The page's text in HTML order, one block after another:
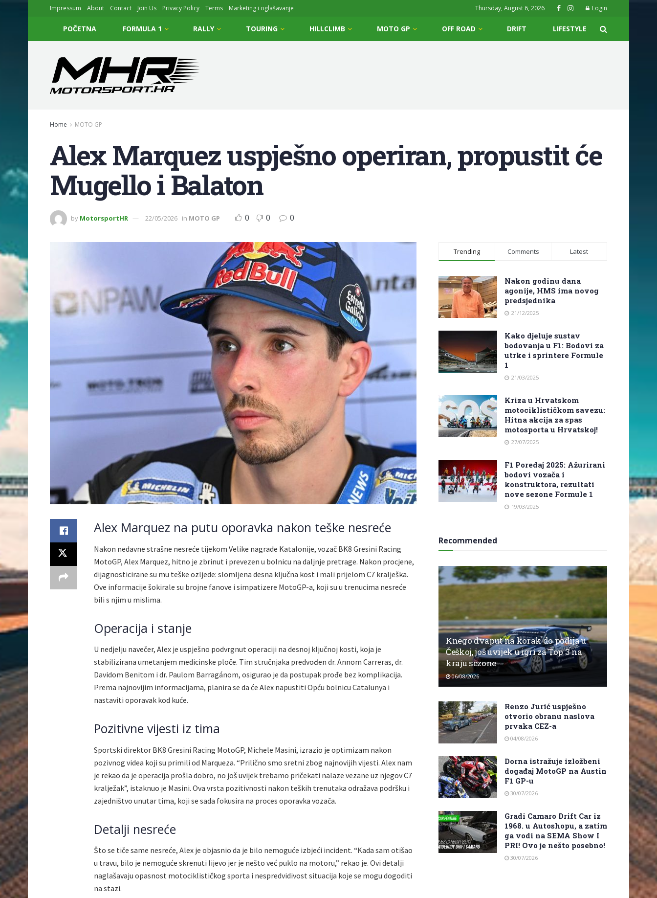
Impressum About Contact Join Us Privacy Policy Terms Marketing i oglašavanje Thursday, August 6, 2026 Login
POČETNA FORMULA 1 RALLY TOURING HILLCLIMB MOTO GP OFF ROAD DRIFT LIFESTYLE
Home MOTO GP
Alex Marquez uspješno operiran, propustit će
Mugello i Balaton
by MotorsportHR 22/05/2026 in MOTO GP 0 0 0
Alex Marquez na putu oporavka nakon teške nesreće
Nakon nedavne strašne nesreće tijekom Velike nagrade Katalonije, vozač BK8 Gresini Racing
MotoGP, Alex Marquez, hitno je zbrinut i prevezen u bolnicu na daljnje pretrage. Nakon procjene,
dijagnosticirane su mu teške ozljede: slomljena desna ključna kost i mali prijelom C7 kralješka.
Ove informacije šokirale su brojne fanove i simpatizere MotoGP-a, koji su u trenucima nesreće
bili s njim u mislima.
Operacija i stanje
U nedjelju navečer, Alex je uspješno podvrgnut operaciji na desnoj ključnoj kosti, koja je
stabilizirana umetanjem medicinske ploče. Tim stručnjaka predvođen dr. Annom Carreras, dr.
Davidom Benitom i dr. Paulom Barragánom, osigurao je da postupak prođe bez komplikacija.
Prema najnovijim informacijama, planira se da će Alex napustiti Opću bolnicu Catalunya i
nastaviti oporavak kod kuće.
Pozitivne vijesti iz tima
Sportski direktor BK8 Gresini Racing MotoGP, Michele Masini, izrazio je optimizam nakon
pozivnog videa koji su primili od Marqueza. “Prilično smo sretni zbog najnovijih vijesti. Alex nam
je rekao da je operacija prošla dobro, no još uvijek trebamo pričekati nalaze vezane uz njegov C7
kralježak”, istaknuo je Masini. Ova vrsta pozitivnosti nakon teških trenutaka odražava podršku i
zajedništvo unutar tima, koji se sada fokusira na proces oporavka vozača.
Detalji nesreće
Što se tiče same nesreće, Alex je objasnio da je bilo nemoguće izbjeći incident. “Kada sam otišao
u travu, bilo je nemoguće skrenuti lijevo jer je nešto već puklo na motoru,” rekao je. Ovi detalji
naglašavaju opasnost motociklističkog sporta i nespredvidivost situacija koje se mogu dogoditi
na stazi.
Trending Comments Latest
Nakon godinu dana
agonije, HMS ima novog
predsjednika
21/12/2025
Kako djeluje sustav
bodovanja u F1: Bodovi za
utrke i sprintere Formule
1
21/03/2025
Kriza u Hrvatskom
motociklističkom savezu:
Hitna akcija za spas
motosporta u Hrvatskoj!
27/07/2025
F1 Poredaj 2025: Ažurirani
bodovi vozača i
konstruktora, rezultati
nove sezone Formule 1
19/03/2025
Recommended
Knego dvaput na korak do podija u
Češkoj, još uvijek u igri za Top 3 na
kraju sezone
06/08/2026
Renzo Jurić uspješno
otvorio obranu naslova
prvaka CEZ-a
04/08/2026
Dorna istražuje izložbeni
događaj MotoGP na Austin
F1 GP-u
30/07/2026
Gradi Camaro Drift Car iz
1968. u Autoshopu, a zatim
ga vodi na SEMA Show I
PRI! Ovo je nešto posebno!
30/07/2026